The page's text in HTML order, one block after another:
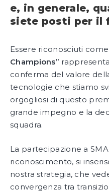
e, in generale,
siete posti per il
Essere riconosciuti come
Champions”
conferma del valore
tecnologie che stiamo
orgogliosi di questo
grande impegno e la
squadra.
La partecipazione a
riconoscimento, si
nostra strategia, che
convergenza tra